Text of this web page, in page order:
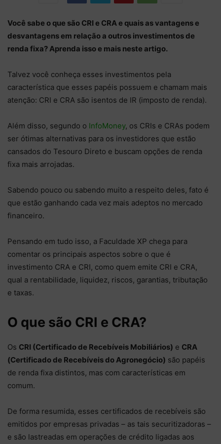
Você sabe o que são CRI e CRA e quais as vantagens e
desvantagens em relação a outros investimentos de
renda fixa? Aprenda isso e mais neste artigo.
Talvez você conheça esses investimentos pela
característica que esses papéis possuem e chamam mais
atenção: CRI e CRA são isentos de IR (imposto de renda).
Além disso, segundo o InfoMoney, os CRIs e CRAs podem
ser ótimas alternativas para os investidores que estão
cansados do Tesouro Direto e buscam opções de renda
fixa mais arrojadas.
Sabendo pouco ou sabendo muito a respeito deles, fato é
que estão ganhando cada vez mais adeptos no mercado
financeiro.
Pensando em tudo isso, a Faculdade XP chega para
comentar os principais aspectos sobre o que é
investimento CRA e CRI, como quem emite CRI e CRA,
qual a rentabilidade, liquidez, riscos, garantias, tributação
e taxas.
O que são CRI e CRA?
Os CRI (Certificado de Recebíveis Mobiliários) e CRA
(Certificado de Recebíveis do Agronegócio) são papéis
de renda fixa distintos, mas com características em
comum.
De forma resumida, esses certificados de recebíveis são
emitidos por empresas privadas – as tais securitizadoras –
e são lastreadas em operações de crédito ligadas aos